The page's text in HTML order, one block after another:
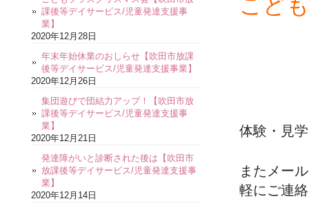
こど
体験・見
またメー
軽にご連
課後等デイサービス/児童発達支援事
業】
2020年12月28日
年末年始休業のおしらせ【吹田市放課
後等デイサービス/児童発達支援事業】
2020年12月26日
集団遊びで団結力アップ！【吹田市放
課後等デイサービス/児童発達支援事
業】
2020年12月21日
発達障がいと診断された後は【吹田市
放課後等デイサービス/児童発達支援事
業】
2020年12月14日